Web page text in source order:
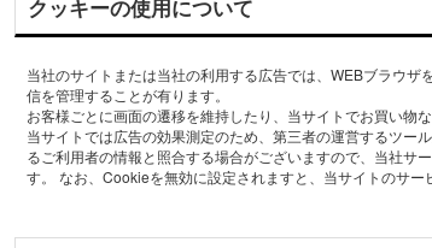
クッキーの使用について
当社のサイトまたは当社の利用する広告では、WEBブラウ
信を管理することが有ります。
お客様ごとに画面の遷移を維持したり、当サイトでお買い物
当サイトでは広告の効果測定のため、第三者の運営するツー
るご利用者の情報と照合する場合がございますので、当社サ
す。 なお、Cookieを無効に設定されますと、当サイトのサ